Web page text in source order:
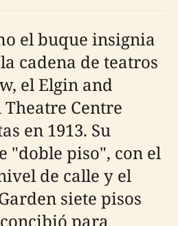
el buque insignia
cadena de teatros
el Elgin and
Centre
en 1913. Su
"doble piso", con el
de calle y el
siete pisos
para